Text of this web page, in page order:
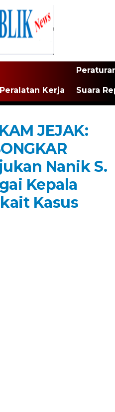
Peralatan Kerja Suara
JEJAK:
Nanik S.
Kepala
Kasus